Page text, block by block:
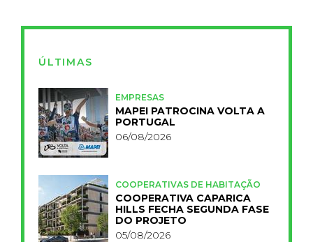
ÚLTIMAS
EMPRESAS
MAPEI PATROCINA VOLTA A
PORTUGAL
06/08/2026
COOPERATIVAS DE HABITAÇÃO
COOPERATIVA CAPARICA
HILLS FECHA SEGUNDA FASE
DO PROJETO
05/08/2026